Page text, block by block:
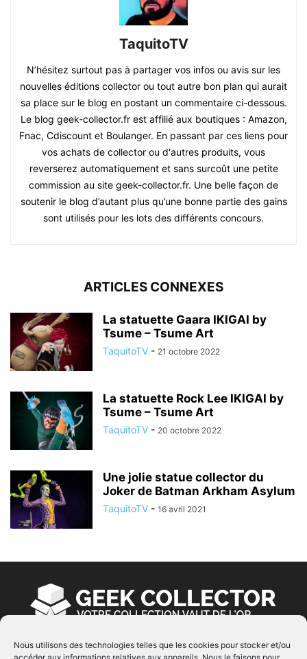
Nous utilisons des technologies telles que les cookies pour stocker et/ou
TaquitoTV
N’hésitez surtout pas à partager vos infos ou avis sur les
nouvelles éditions collector ou tout autre bon plan qui aurait
sa place sur le blog en postant un commentaire ci-dessous.
Le blog geek-collector.fr est affilié aux boutiques : Amazon,
Fnac, Cdiscount et Boulanger. En passant par ces liens pour
vos achats de collector ou d'autres produits, vous
reverserez automatiquement et sans surcoût une petite
commission au site geek-collector.fr. Une belle façon de
soutenir le blog d’autant plus qu’une bonne partie des gains
sont utilisés pour les lots des différents concours.
ARTICLES CONNEXES
La statuette Gaara IKIGAI by
Tsume – Tsume Art
TaquitoTV - 21 octobre 2022
La statuette Rock Lee IKIGAI by
Tsume – Tsume Art
TaquitoTV - 20 octobre 2022
Une jolie statue collector du
Joker de Batman Arkham Asylum
TaquitoTV - 16 avril 2021